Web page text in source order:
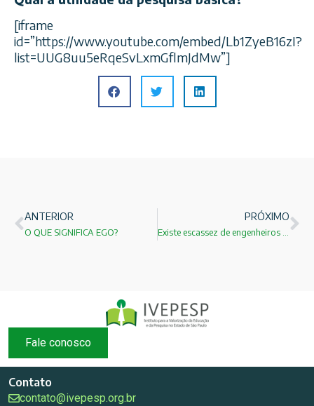
[iframe
id=”https://www.youtube.com/embed/Lb1ZyeB16zI?
list=UUG8uu5eRqeSvLxmGflmJdMw”]
ANTERIOR
O QUE SIGNIFICA EGO?
PRÓXIMO
Fale conosco
Contato
contato@ivepesp.org.br